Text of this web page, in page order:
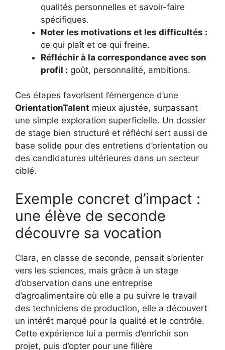
qualités personnelles et savoir-faire
spécifiques.
Noter les motivations et les difficultés :
ce qui plaît et ce qui freine.
Réfléchir à la correspondance avec son
profil : goût, personnalité, ambitions.
Ces étapes favorisent l’émergence d’une
OrientationTalent mieux ajustée, surpassant
une simple exploration superficielle. Un dossier
de stage bien structuré et réfléchi sert aussi de
base solide pour des entretiens d’orientation ou
des candidatures ultérieures dans un secteur
ciblé.
Exemple concret d’impact :
une élève de seconde
découvre sa vocation
Clara, en classe de seconde, pensait s’orienter
vers les sciences, mais grâce à un stage
d’observation dans une entreprise
d’agroalimentaire où elle a pu suivre le travail
des techniciens de production, elle a découvert
un intérêt marqué pour la qualité et le contrôle.
Cette expérience lui a permis d’enrichir son
projet, puis d’opter pour une filière